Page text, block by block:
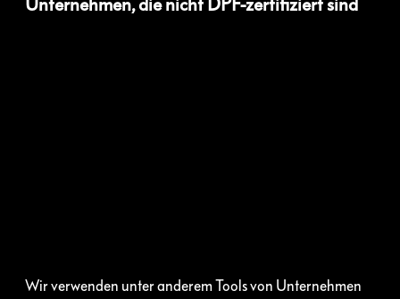
Unternehmen, die nicht DPF-zertifiziert sind
Wir verwenden unter anderem Tools von Unternehmen